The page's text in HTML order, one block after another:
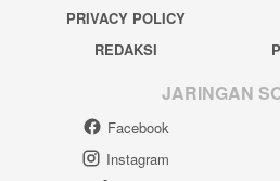
PRIVACY POLICY
REDAKSI
JARINGAN
Facebook
Instagram